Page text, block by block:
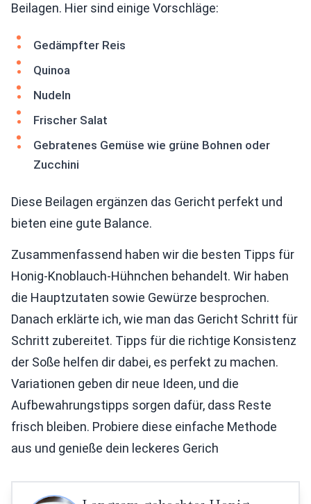
Beilagen. Hier sind einige Vorschläge:
Gedämpfter Reis
Quinoa
Nudeln
Frischer Salat
Gebratenes Gemüse wie grüne Bohnen oder
Zucchini
Diese Beilagen ergänzen das Gericht perfekt und
bieten eine gute Balance.
Zusammenfassend haben wir die besten Tipps für
Honig-Knoblauch-Hühnchen behandelt. Wir haben
die Hauptzutaten sowie Gewürze besprochen.
Danach erklärte ich, wie man das Gericht Schritt für
Schritt zubereitet. Tipps für die richtige Konsistenz
der Soße helfen dir dabei, es perfekt zu machen.
Variationen geben dir neue Ideen, und die
Aufbewahrungstipps sorgen dafür, dass Reste
frisch bleiben. Probiere diese einfache Methode
aus und genieße dein leckeres Gerich